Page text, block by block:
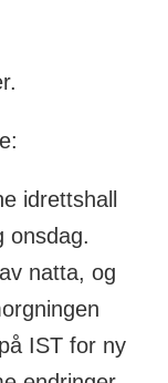
idrettshall
onsdag.
natta, og
IST for ny